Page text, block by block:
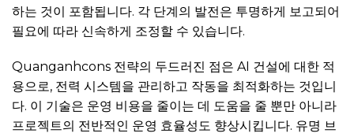
하는 것이 포함됩니다. 각 단계의 발전은 투명하게 보고되어
필요에 따라 신속하게 조정할 수 있습니다.
Quanganhcons 전략의 두드러진 점은 AI 건설에 대한 적
용으로, 전력 시스템을 관리하고 작동을 최적화하는 것입니
다. 이 기술은 운영 비용을 줄이는 데 도움을 줄 뿐만 아니라
프로젝트의 전반적인 운영 효율성도 향상시킵니다. 유명 브